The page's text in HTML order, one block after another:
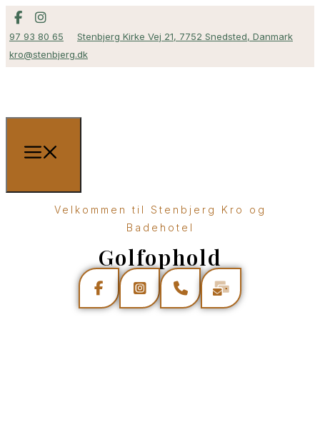
97 93 80 65
Stenbjerg Kirke Vej 21, 7752 Snedsted, Danmark
kro@stenbjerg.dk
Velkommen til Stenbjerg Kro og
Badehotel
Golfophold